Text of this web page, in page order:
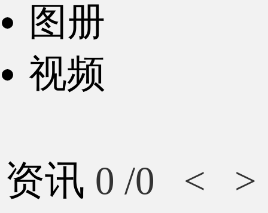
图册
视频
资讯 0 /0 < >